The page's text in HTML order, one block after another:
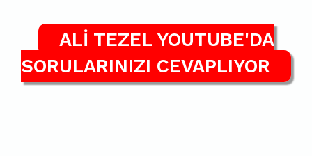
ALİ TEZEL YOUTUBE'DA
SORULARINIZI CEVAPLIYOR